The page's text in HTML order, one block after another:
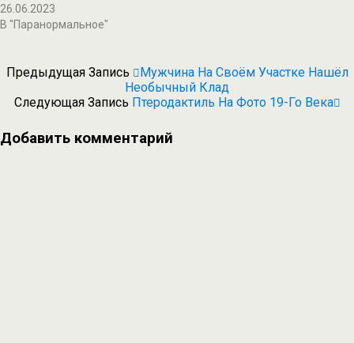
26.06.2023
В "Паранормальное"
Предыдущая Запись
Мужчина На Своём Участке Нашёл
Необычный Клад
Следующая Запись Птеродактиль На Фото 19-Го Века
Добавить комментарий